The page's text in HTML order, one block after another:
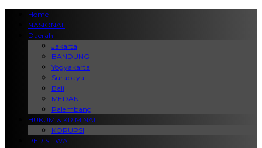
Home
NASIONAL
Daerah
Jakarta
BANDUNG
Yogyakarta
Surabaya
Bali
MEDAN
Palembang
HUKUM & KRIMINAL
KORUPSI
PERISTIWA